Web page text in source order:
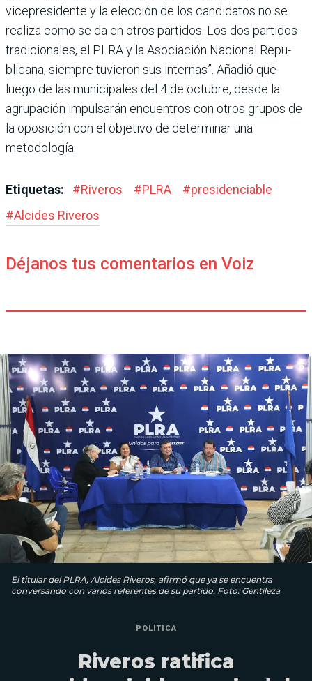
vicepresidente y la elección de los candidatos no se
realiza como se da en otros partidos. Los dos parti­dos
tradicionales, el PLRA y la Asociación Nacional Repu­
blicana, siempre tuvieron sus internas”. Añadió que
luego de las municipales del 4 de octubre, desde la
agrupación impulsarán encuentros con otros grupos de
la oposición con el objetivo de determinar una
metodología.
Etiquetas: #Riveros #PLRA #presidenciable
#Alcides Riveros
Déjanos tus comentarios en Voiz
El titular del PLRA, Alcides Riveros, afirmó que ya se encuentra
conversando con varios referentes de su partido. Foto: Gentileza
POLÍTICA
Riveros ratifica